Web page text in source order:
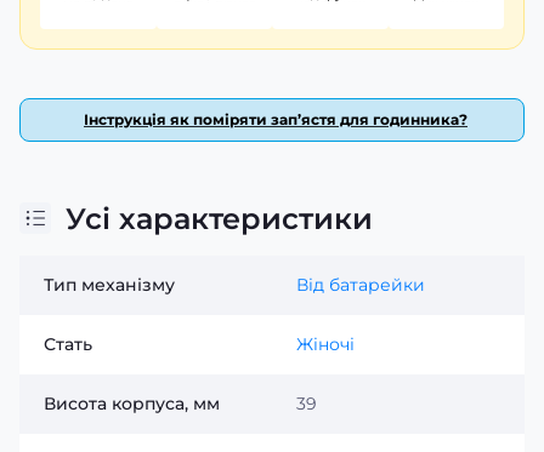
Інструкція як поміряти зап’ястя для годинника?
Усі характеристики
Тип механізму Від батарейки
Стать Жіночі
Висота корпуса, мм 39